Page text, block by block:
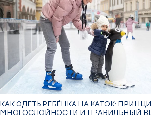
КАК ОДЕТЬ РЕБЁНКА НА КАТОК:
МНОГОСЛОЙНОСТИ И ПРАВИЛЬНЫЙ